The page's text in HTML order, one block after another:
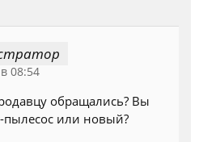
08:54
обращались? Вы
пылесос или новый?